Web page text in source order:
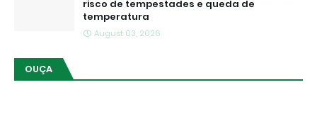
risco de tempestades e queda de
temperatura
August 03, 2026
OUÇA